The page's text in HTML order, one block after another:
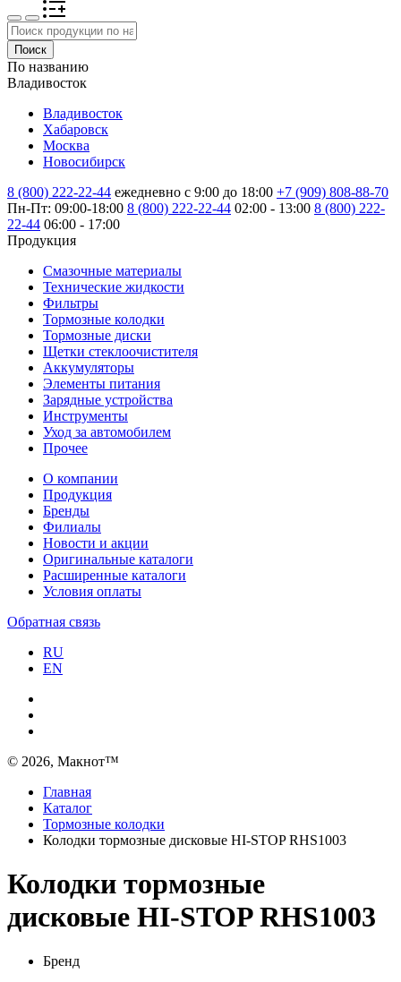
Поиск
По названию
Владивосток
Владивосток
Хабаровск
Москва
Новосибирск
8 (800) 222-22-44 ежедневно с 9:00 до 18:00 +7 (909) 808-88-70
Пн-Пт: 09:00-18:00 8 (800) 222-22-44 02:00 - 13:00 8 (800) 222-
22-44 06:00 - 17:00
Продукция
Смазочные материалы
Технические жидкости
Фильтры
Тормозные колодки
Тормозные диски
Щетки стеклоочистителя
Аккумуляторы
Элементы питания
Зарядные устройства
Инструменты
Уход за автомобилем
Прочее
О компании
Продукция
Бренды
Филиалы
Новости и акции
Оригинальные каталоги
Расширенные каталоги
Условия оплаты
Обратная связь
RU
EN
© 2026, Макнот™
Главная
Каталог
Тормозные колодки
Колодки тормозные дисковые HI-STOP RHS1003
Колодки тормозные
дисковые HI-STOP RHS1003
Бренд